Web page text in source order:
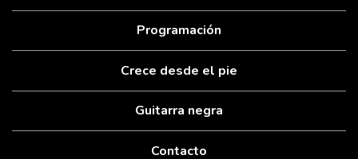
Programación
Crece desde el pie
Guitarra negra
Contacto